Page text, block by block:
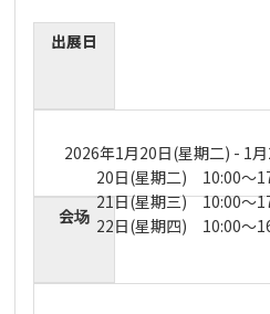
出展日
2026年1月20日(星期二) - 1
20日(星期二) 10:00～
21日(星期三) 10:00～
22日(星期四) 10:00～
会场